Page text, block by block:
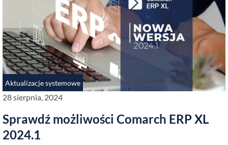
Aktualizacje systemowe
28 sierpnia, 2024
Sprawdź możliwości Comarch ERP XL
2024.1